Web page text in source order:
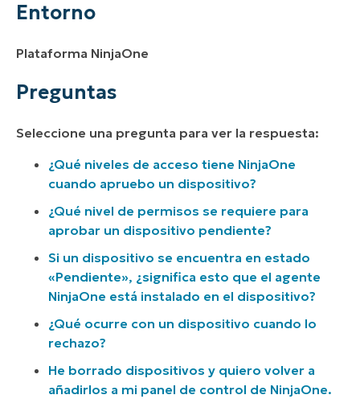
Entorno
Plataforma NinjaOne
Preguntas
Seleccione una pregunta para ver la respuesta:
¿Qué niveles de acceso tiene NinjaOne
cuando apruebo un dispositivo?
¿Qué nivel de permisos se requiere para
aprobar un dispositivo pendiente?
Si un dispositivo se encuentra en estado
«Pendiente», ¿significa esto que el agente
NinjaOne está instalado en el dispositivo?
¿Qué ocurre con un dispositivo cuando lo
rechazo?
He borrado dispositivos y quiero volver a
añadirlos a mi panel de control de NinjaOne.